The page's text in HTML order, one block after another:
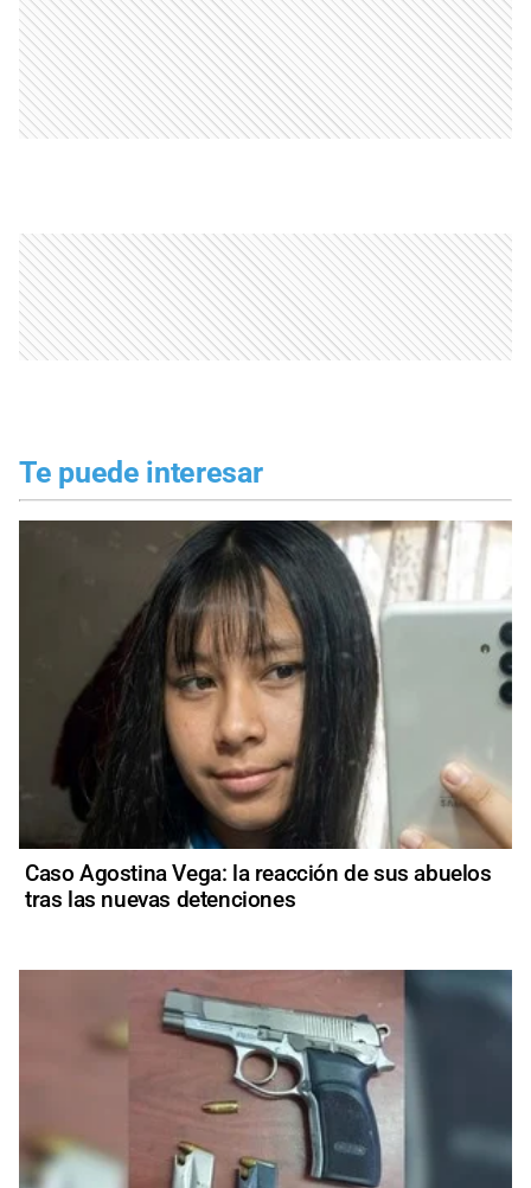
Te puede interesar
Caso Agostina Vega: la reacción de sus abuelos
tras las nuevas detenciones